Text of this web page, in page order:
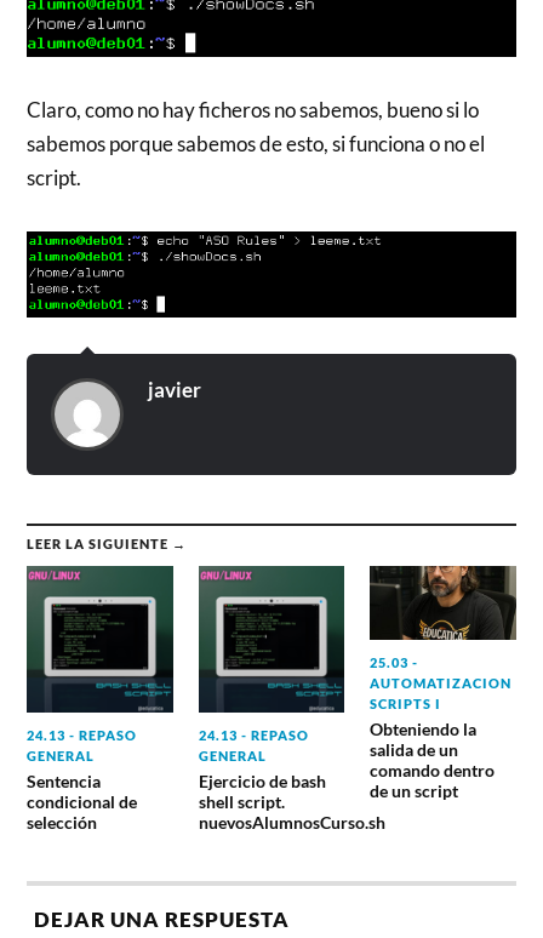
Claro, como no hay ficheros no sabemos, bueno si lo
sabemos porque sabemos de esto, si funciona o no el
script.
javier
LEER LA SIGUIENTE →
24.13 - REPASO
GENERAL
Sentencia
condicional de
selección
24.13 - REPASO
GENERAL
Ejercicio de bash
shell script.
nuevosAlumnosCurso.sh
25.03 -
AUTOMATIZACION
SCRIPTS I
Obteniendo la
salida de un
comando dentro
de un script
DEJAR UNA RESPUESTA